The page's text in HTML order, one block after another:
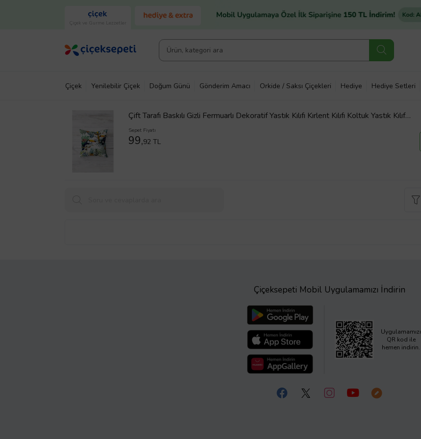
Çiçek ve Gurme Lezzetler
Çiçek Yenilebilir Çiçek Doğum Günü Gönderim Amacı Orkide / Saksı Çiçekleri Hediye Hediye Setleri
Çift Tarafı Baskılı Gizli Fermuarlı Dekoratif Yastık Kılıfı Kırlent Kılıfı Koltuk Yastık Kılıfı
(Mavi)
Sepet Fiyatı
99,92 TL
Çiçeksepeti Mobil Uygulamamızı İndirin
Uygulamamızı
QR kod ile
hemen indirin.